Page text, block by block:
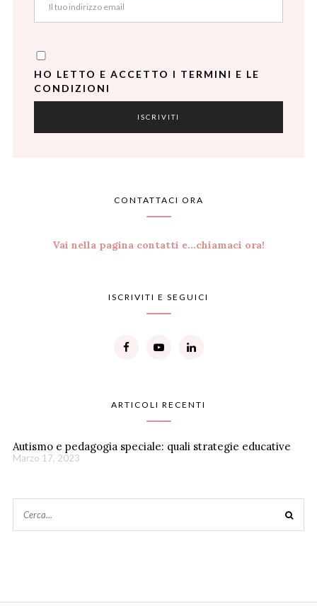
HO LETTO E ACCETTO I TERMINI E LE
CONDIZIONI
CONTATTACI ORA
Vai nella pagina contatti e...chiamaci ora!
ISCRIVITI E SEGUICI
ARTICOLI RECENTI
Autismo e pedagogia speciale: quali strategie educative
Marzo 17, 2023